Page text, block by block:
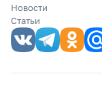
Новости
Статьи